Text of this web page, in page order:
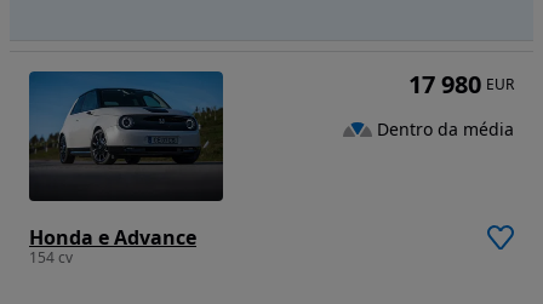
Honda e Advance
154 cv
17 980 EUR
Dentro da média